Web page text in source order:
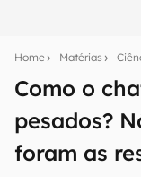
Home Matérias
Como o
pesados?
foram as
notícias e
E-mail